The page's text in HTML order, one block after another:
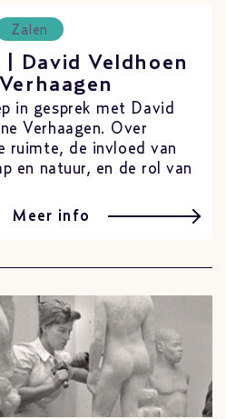
Zalen
| David Veldhoen
in gesprek met David
Verhaagen. Over
ruimte, de invloed van
en natuur, en de rol van
Meer info